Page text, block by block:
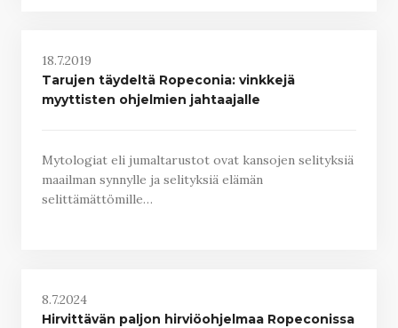
18.7.2019
Tarujen täydeltä Ropeconia: vinkkejä
myyttisten ohjelmien jahtaajalle
Mytologiat eli jumaltarustot ovat kansojen selityksiä
maailman synnylle ja selityksiä elämän
selittämättömille…
8.7.2024
Hirvittävän paljon hirviöohjelmaa Ropeconissa